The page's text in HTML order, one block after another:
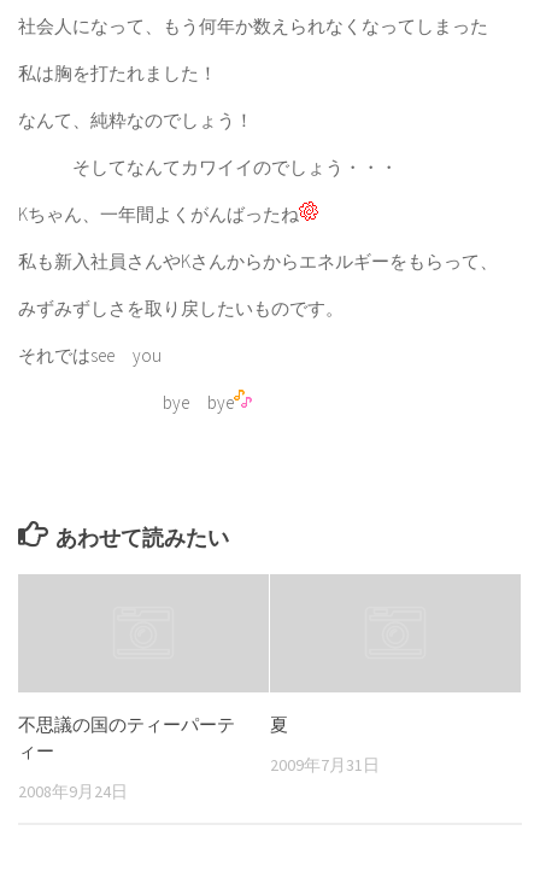
社会人になって、もう何年か数えられなくなってしまった
私は胸を打たれました！
なんて、純粋なのでしょう！
そしてなんてカワイイのでしょう・・・
Kちゃん、一年間よくがんばったね
私も新入社員さんやKさんからからエネルギーをもらって、
みずみずしさを取り戻したいものです。
それではsee you
bye bye
あわせて読みたい
不思議の国のティーパーテ
ィー
2008年9月24日
夏
2009年7月31日